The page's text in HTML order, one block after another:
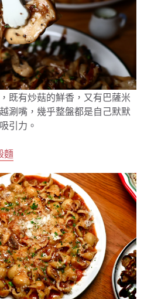
既有炒菇的鮮香，又有巴薩米
涮嘴，幾乎整盤都是自己默默
引力。
麵